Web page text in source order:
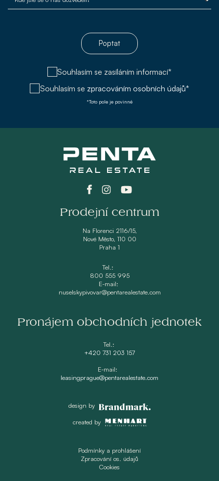
Poptat
Souhlasím se zasíláním informací*
Souhlasím se zpracováním osobních údajů*
*Toto pole je povinné
Prodejní centrum
Na Florenci 2116/15,
Nové Město, 110 00
Praha 1
Tel.:
800 555 995
E-mail:
nuselskypivovar@pentarealestate.com
Pronájem obchodních jednotek
Tel.:
+420 731 203 157
E-mail:
leasingprague@pentarealestate.com
design by
created by
Podmínky a prohlášení
Zpracování os. údajů
Cookies